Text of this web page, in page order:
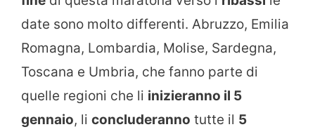
date sono molto differenti. Abruzzo, Emilia
Romagna, Lombardia, Molise, Sardegna,
Toscana e Umbria, che fanno parte di
quelle regioni che li inizieranno il 5
gennaio, li concluderanno tutte il 5